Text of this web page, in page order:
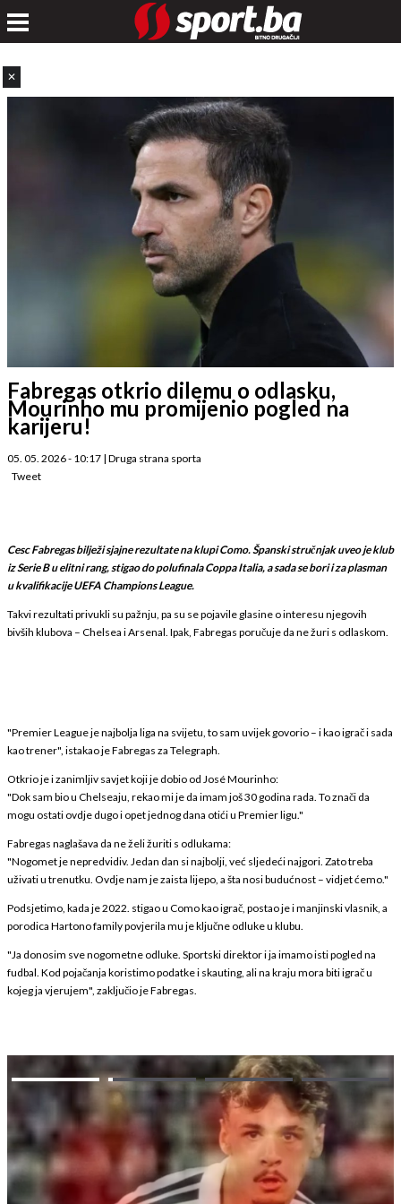
✕
Fabregas otkrio dilemu o odlasku,
Mourinho mu promijenio pogled na
karijeru!
05. 05. 2026 - 10:17 | Druga strana sporta
Tweet
Cesc Fabregas bilježi sjajne rezultate na klupi Como. Španski stručnjak uveo je klub
iz Serie B u elitni rang, stigao do polufinala Coppa Italia, a sada se bori i za plasman
u kvalifikacije UEFA Champions League.
Takvi rezultati privukli su pažnju, pa su se pojavile glasine o interesu njegovih
bivših klubova – Chelsea i Arsenal. Ipak, Fabregas poručuje da ne žuri s odlaskom.
"Premier League je najbolja liga na svijetu, to sam uvijek govorio – i kao igrač i sada
kao trener", istakao je Fabregas za Telegraph.
Otkrio je i zanimljiv savjet koji je dobio od José Mourinho:
"Dok sam bio u Chelseaju, rekao mi je da imam još 30 godina rada. To znači da
mogu ostati ovdje dugo i opet jednog dana otići u Premier ligu."
Fabregas naglašava da ne želi žuriti s odlukama:
"Nogomet je nepredvidiv. Jedan dan si najbolji, već sljedeći najgori. Zato treba
uživati u trenutku. Ovdje nam je zaista lijepo, a šta nosi budućnost – vidjet ćemo."
Podsjetimo, kada je 2022. stigao u Como kao igrač, postao je i manjinski vlasnik, a
porodica Hartono family povjerila mu je ključne odluke u klubu.
"Ja donosim sve nogometne odluke. Sportski direktor i ja imamo isti pogled na
fudbal. Kod pojačanja koristimo podatke i skauting, ali na kraju mora biti igrač u
kojeg ja vjerujem", zaključio je Fabregas.